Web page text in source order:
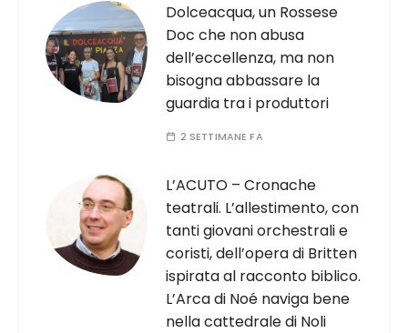
Dolceacqua, un Rossese
Doc che non abusa
dell’eccellenza, ma non
bisogna abbassare la
guardia tra i produttori
2 SETTIMANE FA
L’ACUTO – Cronache
teatrali. L’allestimento, con
tanti giovani orchestrali e
coristi, dell’opera di Britten
ispirata al racconto biblico.
L’Arca di Noé naviga bene
nella cattedrale di Noli